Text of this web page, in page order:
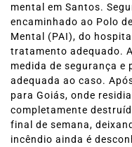
mental em Santos.
encaminhado ao Polo
Mental (PAI), do
tratamento adequado.
medida de segurança
adequada ao caso.
para Goiás, onde
completamente
final de semana,
incêndio ainda é